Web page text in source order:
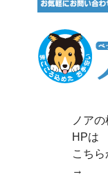
ノアの
HPは
こちら
→